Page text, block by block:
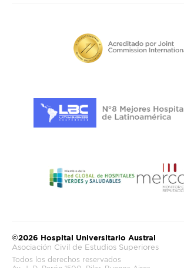
©2026 Hospital Universitario Austral
Asociación Civil de Estudios Superiores
Todos los derechos reservados